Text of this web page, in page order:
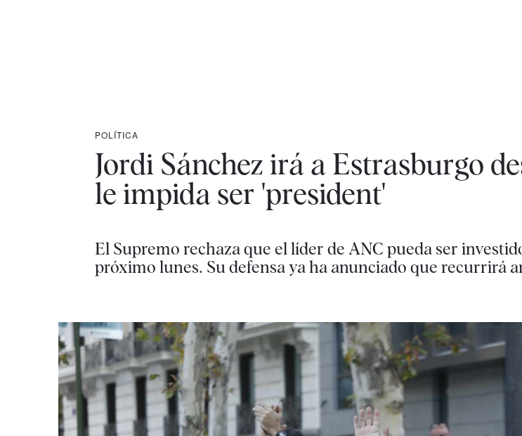
POLÍTICA
Jordi Sánchez irá a Estrasburgo
le impida ser 'president'
El Supremo rechaza que el líder de ANC pueda ser
próximo lunes. Su defensa ya ha anunciado que recurrirá